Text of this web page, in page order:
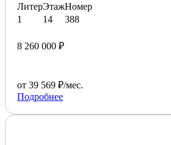
Литер
1
Этаж
14
Номер
388
8 260 000 ₽
от 39 569 ₽/мес.
Подробнее